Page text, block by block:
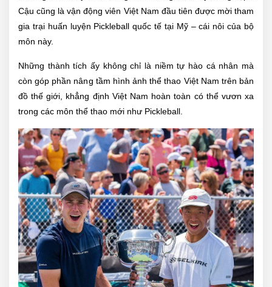
Cậu cũng là vận động viên Việt Nam đầu tiên được mời tham
gia trại huấn luyện Pickleball quốc tế tại Mỹ – cái nôi của bộ
môn này.
Những thành tích ấy không chỉ là niềm tự hào cá nhân mà
còn góp phần nâng tầm hình ảnh thể thao Việt Nam trên bản
đồ thế giới, khẳng định Việt Nam hoàn toàn có thể vươn xa
trong các môn thể thao mới như Pickleball.